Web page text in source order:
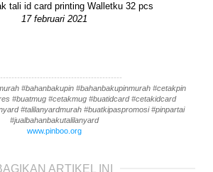
tali id card printing Walletku 32 pcs
17 februari 2021
#bahanbakupin #bahanbakupinmurah #cetakpin
#buatmug #cetakmug #buatidcard #cetakidcard
#talilanyardmurah #buatkipaspromosi #pinpartai
#jualbahanbakutalilanyard
www.pinboo.org
ARTIKEL INI